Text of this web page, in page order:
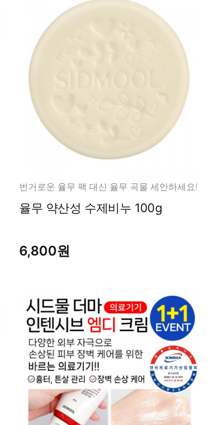
번거로운 율무 팩 대신 율무 곡물 세안하세요!
율무 약산성 수제비누 100g
6,800원